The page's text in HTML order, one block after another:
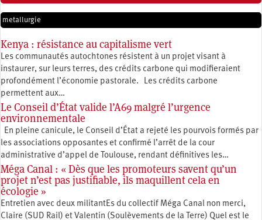
metallurgie
Kenya : résistance au capitalisme vert
Les communautés autochtones résistent à un projet visant à
instaurer, sur leurs terres, des crédits carbone qui modifieraient
profondément l’économie pastorale. Les crédits carbone
permettent aux…
Le Conseil d’État valide l’A69 malgré l’urgence
environnementale
En pleine canicule, le Conseil d’État a rejeté les pourvois formés par
les associations opposantes et confirmé l’arrêt de la cour
administrative d’appel de Toulouse, rendant définitives les…
Méga Canal : « Dès que les promoteurs savent qu’un
projet n’est pas justifiable, ils maquillent cela en
écologie »
Entretien avec deux militantEs du collectif Méga Canal non merci,
Claire (SUD Rail) et Valentin (Soulèvements de la Terre) Quel est le